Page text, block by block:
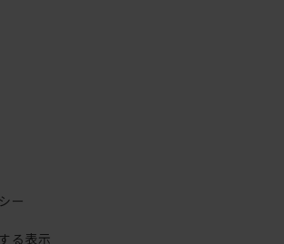
ー
る表示